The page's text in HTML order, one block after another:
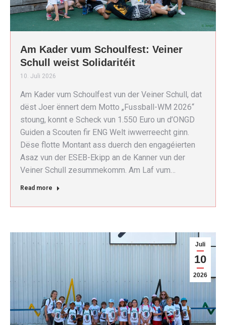
Am Kader vum Schoulfest: Veiner
Schull weist Solidaritéit
10. Juli 2026
Am Kader vum Schoulfest vun der Veiner Schull, dat
dëst Joer ënnert dem Motto „Fussball-WM 2026“
stoung, konnt e Scheck vun 1.550 Euro un d’ONGD
Guiden a Scouten fir ENG Welt iwwerreecht ginn.
Dëse flotte Montant ass duerch den engagéierten
Asaz vun der ESEB-Ekipp an de Kanner vun der
Veiner Schull zesummekomm. Am Laf vum…
Read more
Juli
10
2026